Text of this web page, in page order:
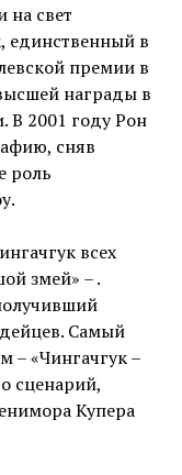
на свет
единственный в
премии в
награды в
В 2001 году Рон
сняв
роль
всех
змей» – .
Самый
– «Чингачгук –
сценарий,
Купера